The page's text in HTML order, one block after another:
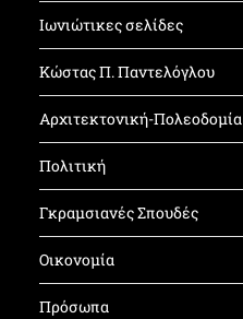
Ιωνιώτικες σελίδες
Κώστας Π. Παντελόγλου
Αρχιτεκτονική-Πολεοδομία
Πολιτική
Γκραμσιανές Σπουδές
Οικονομία
Πρόσωπα